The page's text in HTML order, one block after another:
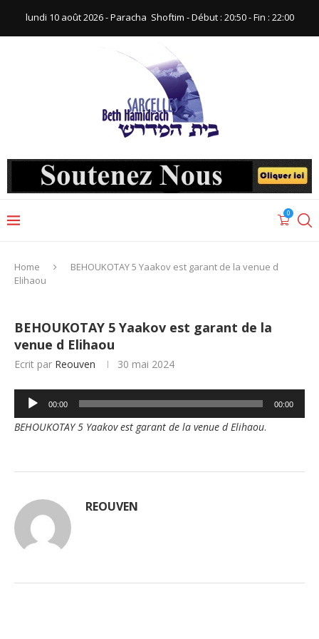
lundi 10 août 2026 - Paracha ‪ Shoftim‬ - Début : 20:50‬ - Fin : ‪22:00‬
0
Home
BEHOUKOTAY 5 Yaakov est garant de la venue d
Elihaou
BEHOUKOTAY 5 Yaakov est garant de la
venue d Elihaou
Ecrit par Reouven 30 mai 2024
Lecteur
audio
00:00 00:00
BEHOUKOTAY 5 Yaakov est garant de la venue d Elihaou.
REOUVEN